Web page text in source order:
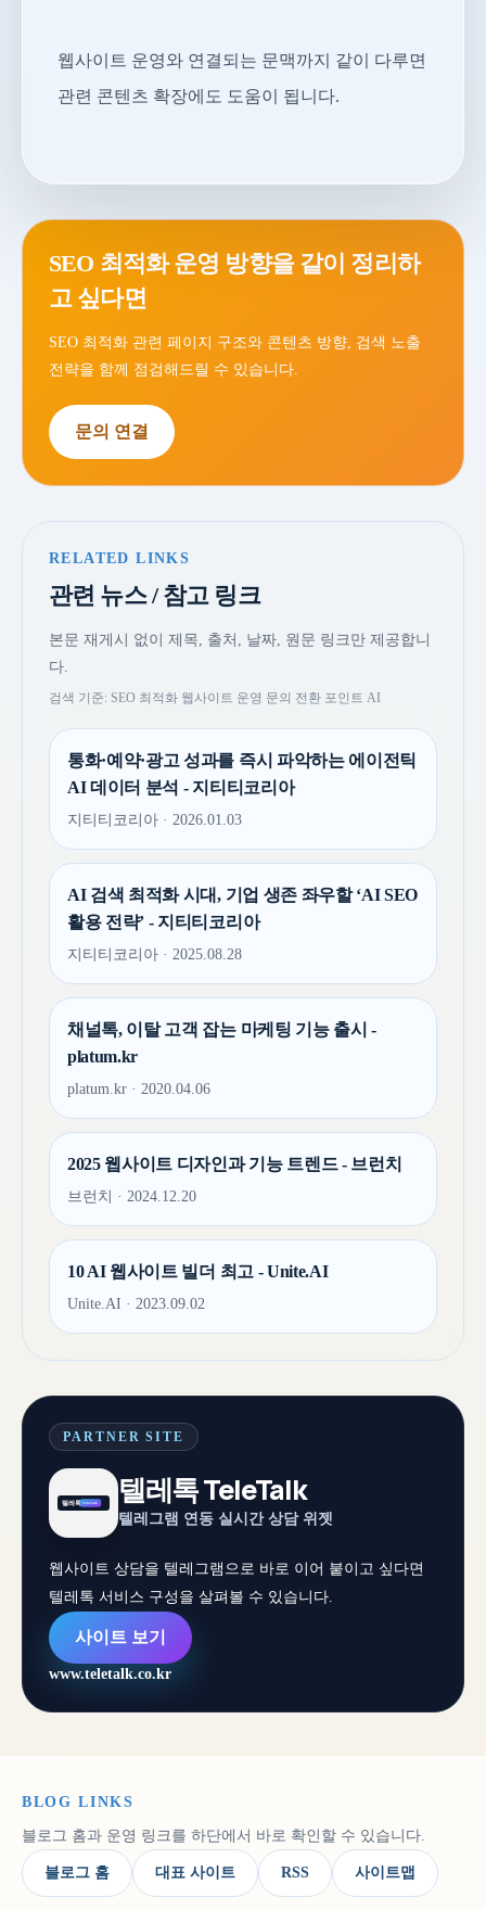
웹사이트 운영와 연결되는 문맥까지 같이 다루면
관련 콘텐츠 확장에도 도움이 됩니다.
SEO 최적화 운영 방향을 같이 정리하
고 싶다면
SEO 최적화 관련 페이지 구조와 콘텐츠 방향, 검색 노출
전략을 함께 점검해드릴 수 있습니다.
문의 연결
RELATED LINKS
관련 뉴스 / 참고 링크
본문 재게시 없이 제목, 출처, 날짜, 원문 링크만 제공합니
다.
검색 기준: SEO 최적화 웹사이트 운영 문의 전환 포인트 AI
통화·예약·광고 성과를 즉시 파악하는 에이전틱
AI 데이터 분석 - 지티티코리아
지티티코리아 · 2026.01.03
AI 검색 최적화 시대, 기업 생존 좌우할 ‘AI SEO
활용 전략’ - 지티티코리아
지티티코리아 · 2025.08.28
채널톡, 이탈 고객 잡는 마케팅 기능 출시 -
platum.kr
platum.kr · 2020.04.06
2025 웹사이트 디자인과 기능 트렌드 - 브런치
브런치 · 2024.12.20
10 AI 웹사이트 빌더 최고 - Unite.AI
Unite.AI · 2023.09.02
PARTNER SITE
텔레톡 TeleTalk
텔레그램 연동 실시간 상담 위젯
웹사이트 상담을 텔레그램으로 바로 이어 붙이고 싶다면
텔레톡 서비스 구성을 살펴볼 수 있습니다.
사이트 보기
www.teletalk.co.kr
BLOG LINKS
블로그 홈과 운영 링크를 하단에서 바로 확인할 수 있습니다.
블로그 홈 대표 사이트 RSS 사이트맵